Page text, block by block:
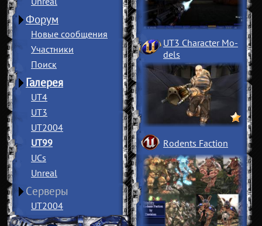
Форум
Новые сообщения
Участники
Поиск
Галерея
UT4
UT3
UT2004
UT99
UCs
Unreal
Серверы
UT2004
UT3 Character Mo­
dels
Rodents Faction